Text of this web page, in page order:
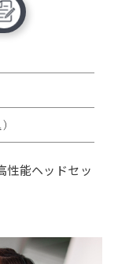
性能ヘッドセッ